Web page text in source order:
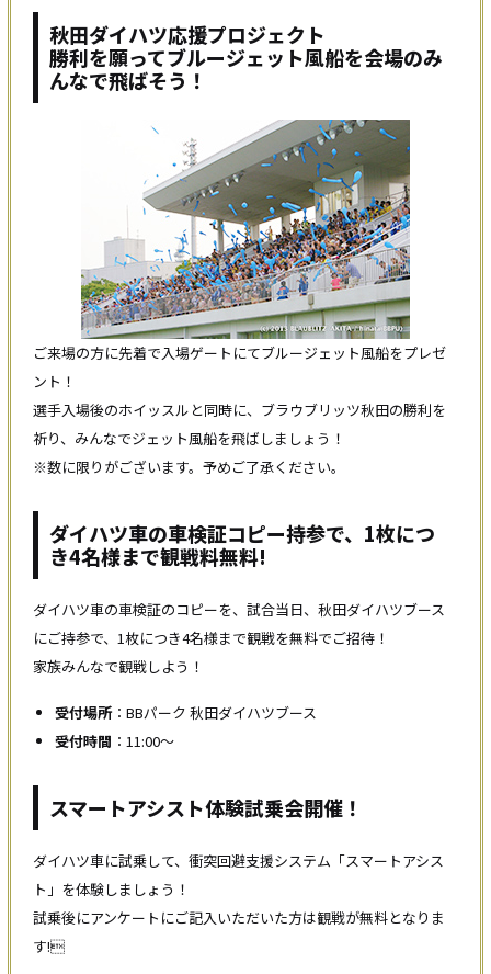
秋田ダイハツ応援プロジェクト
勝利を願ってブルージェット風船を会場のみ
んなで飛ばそう！
ご来場の方に先着で入場ゲートにてブルージェット風船をプレゼ
ント！
選手入場後のホイッスルと同時に、ブラウブリッツ秋田の勝利を
祈り、みんなでジェット風船を飛ばしましょう！
※数に限りがございます。予めご了承ください。
ダイハツ車の車検証コピー持参で、1枚につ
き4名様まで観戦料無料!
ダイハツ車の車検証のコピーを、試合当日、秋田ダイハツブース
にご持参で、1枚につき4名様まで観戦を無料でご招待！
家族みんなで観戦しよう！
受付場所：BBパーク 秋田ダイハツブース
受付時間 ：11:00〜
スマートアシスト体験試乗会開催！
ダイハツ車に試乗して、衝突回避支援システム「スマートアシス
ト」を体験しましょう！
試乗後にアンケートにご記入いただいた方は観戦が無料となりま
す!